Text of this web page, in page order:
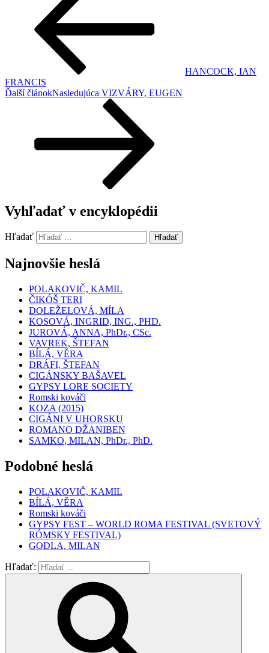
HANCOCK, IAN
FRANCIS
Ďalší článokNasledujúca VIZVÁRY, EUGEN
Vyhľadať v encyklopédii
Hľadať Hľadať
Najnovšie heslá
POLAKOVIČ, KAMIL
ČIKÓŠ TERI
DOLEŽELOVÁ, MÍLA
KOSOVÁ, INGRID, ING., PHD.
JUROVÁ, ANNA, PhDr., CSc.
VAVREK, ŠTEFAN
BÍLÁ, VĚRA
DRÁFI, ŠTEFAN
CIGÁNSKY BAŠAVEL
GYPSY LORE SOCIETY
Romski kováči
KOZA (2015)
CIGÁNI V UHORSKU
ROMANO DŽANIBEN
SAMKO, MILAN, PhDr., PhD.
Podobné heslá
POLAKOVIČ, KAMIL
BÍLÁ, VĚRA
Romski kováči
GYPSY FEST – WORLD ROMA FESTIVAL (SVETOVÝ
RÓMSKY FESTIVAL)
GODLA, MILAN
Hľadať: